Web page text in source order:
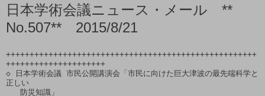
日本学術会議ニュース・メール **
No.507** 2015/8/21
+++++++++++++++++++++++++++++++++++++++++++++++++++++
+++++++++++++++++++++
◇ 日本学術会議 市民公開講演会「市民に向けた巨大津波の最先端科学と
正しい